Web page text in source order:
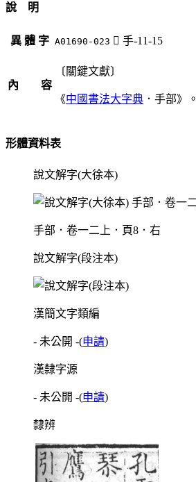
說 明
異 體 字 A01690-023 󲘛 手-11-15
內 容
〔關鍵文獻〕
《中國書法大字典 ．手部》。
形體資料表
說文解字(大徐本)
手部．卷一二上．頁8．右
說文解字(段注本)
漢簡文字類編
- 未公開 -(申請)
漢隸字源
- 未公開 -(申請)
隸辨